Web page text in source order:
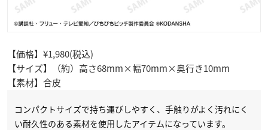
【価格】¥1,980(税込)
【サイズ】（約）高さ68mm×幅70mm×奥行き10mm
【素材】合皮
コンパクトサイズで持ち運びしやすく、手触りがよく汚れにく
い耐久性のある素材を使用したアイテムになっています。